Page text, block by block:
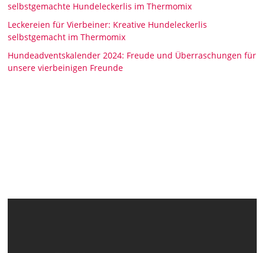
selbstgemachte Hundeleckerlis im Thermomix
Leckereien für Vierbeiner: Kreative Hundeleckerlis
selbstgemacht im Thermomix
Hundeadventskalender 2024: Freude und Überraschungen für
unsere vierbeinigen Freunde